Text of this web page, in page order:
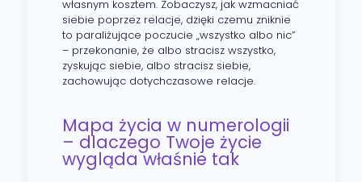
własnym kosztem. Zobaczysz, jak wzmacniać
siebie poprzez relacje, dzięki czemu zniknie
to paraliżujące poczucie „wszystko albo nic”
– przekonanie, że albo stracisz wszystko,
zyskując siebie, albo stracisz siebie,
zachowując dotychczasowe relacje.
Mapa życia w numerologii
– dlaczego Twoje życie
wygląda właśnie tak